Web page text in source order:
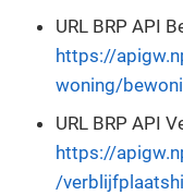
URL BRP API
https://
woning/
URL BRP API
https://
/